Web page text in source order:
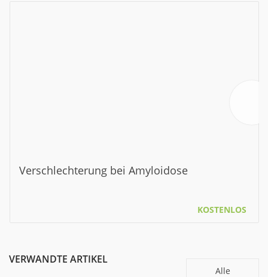
Verschlechterung bei Amyloidose
KOSTENLOS
VERWANDTE ARTIKEL
Alle